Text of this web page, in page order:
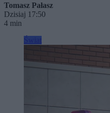
Tomasz Pałasz
Dzisiaj 17:50
4 min